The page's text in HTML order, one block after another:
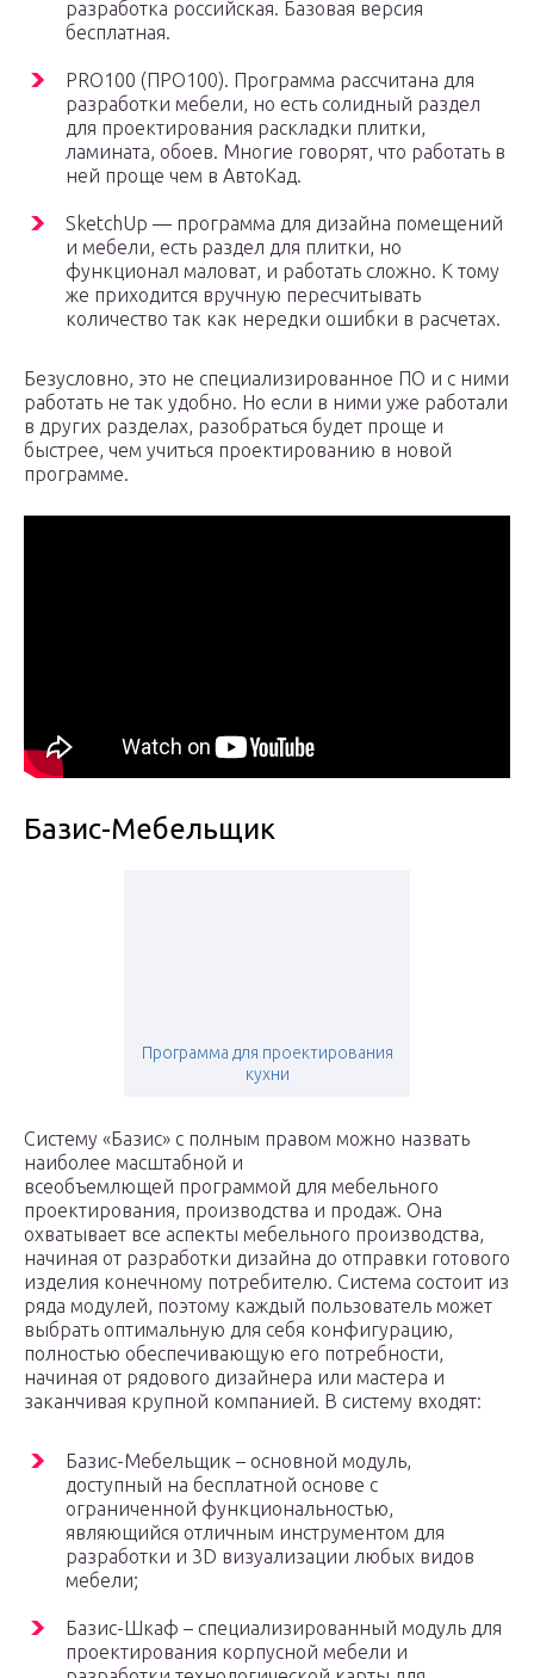
разработка российская. Базовая версия
бесплатная.
PRO100 (ПРО100). Программа рассчитана для
разработки мебели, но есть солидный раздел
для проектирования раскладки плитки,
ламината, обоев. Многие говорят, что работать в
ней проще чем в АвтоКад.
SketchUp — программа для дизайна помещений
и мебели, есть раздел для плитки, но
функционал маловат, и работать сложно. К тому
же приходится вручную пересчитывать
количество так как нередки ошибки в расчетах.
Безусловно, это не специализированное ПО и с ними
работать не так удобно. Но если в ними уже работали
в других разделах, разобраться будет проще и
быстрее, чем учиться проектированию в новой
программе.
Базис-Мебельщик
Программа для проектирования
кухни
Систему «Базис» с полным правом можно назвать
наиболее масштабной и
всеобъемлющей программой для мебельного
проектирования, производства и продаж. Она
охватывает все аспекты мебельного производства,
начиная от разработки дизайна до отправки готового
изделия конечному потребителю. Система состоит из
ряда модулей, поэтому каждый пользователь может
выбрать оптимальную для себя конфигурацию,
полностью обеспечивающую его потребности,
начиная от рядового дизайнера или мастера и
заканчивая крупной компанией. В систему входят:
Базис-Мебельщик – основной модуль,
доступный на бесплатной основе с
ограниченной функциональностью,
являющийся отличным инструментом для
разработки и 3D визуализации любых видов
мебели;
Базис-Шкаф – специализированный модуль для
проектирования корпусной мебели и